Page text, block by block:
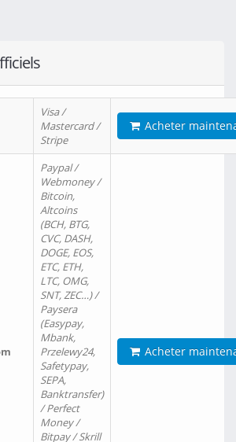
Visa /
Mastercard /
Stripe
Acheter
Paypal /
Webmoney /
Bitcoin,
Altcoins
(BCH, BTG,
CVC, DASH,
DOGE, EOS,
ETC, ETH,
LTC, OMG,
SNT, ZEC…) /
Paysera
(Easypay,
Mbank,
Przelewy24,
Safetypay,
SEPA,
Banktransfer)
/ Perfect
Money /
Bitpay / Skrill
Acheter